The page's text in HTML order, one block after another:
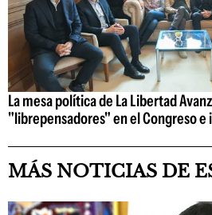
La mesa política de La Libertad
"librepensadores" en el Congreso
MÁS NOTICIAS DE